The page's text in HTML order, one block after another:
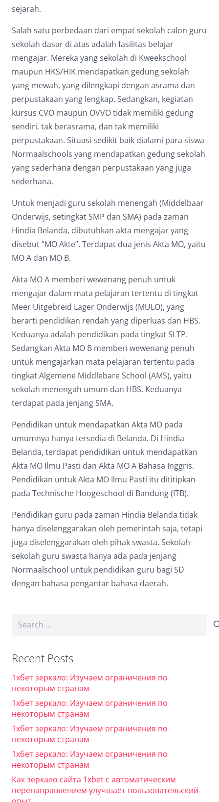
sejarah.
Salah satu perbedaan dari empat sekolah calon guru
sekolah dasar di atas adalah fasilitas belajar
mengajar. Mereka yang sekolah di Kweekschool
maupun HKS/HIK mendapatkan gedung sekolah
yang mewah, yang dilengkapi dengan asrama dan
perpustakaan yang lengkap. Sedangkan, kegiatan
kursus CVO maupun OVVO tidak memiliki gedung
sendiri, tak berasrama, dan tak memiliki
perpustakaan. Situasi sedikit baik dialami para siswa
Normaalschools yang mendapatkan gedung sekolah
yang sederhana dengan perpustakaan yang juga
sederhana.
Untuk menjadi guru sekolah menengah (Middelbaar
Onderwijs, setingkat SMP dan SMA) pada zaman
Hindia Belanda, dibutuhkan akta mengajar yang
disebut “MO Akte”. Terdapat dua jenis Akta MO, yaitu
MO A dan MO B.
Akta MO A memberi wewenang penuh untuk
mengajar dalam mata pelajaran tertentu di tingkat
Meer Uitgebreid Lager Onderwijs (MULO), yang
berarti pendidikan rendah yang diperluas dan HBS.
Keduanya adalah pendidikan pada tingkat SLTP.
Sedangkan Akta MO B memberi wewenang penuh
untuk mengajarkan mata pelajaran tertentu pada
tingkat Algemene Middlebare School (AMS), yaitu
sekolah menengah umum dan HBS. Keduanya
terdapat pada jenjang SMA.
Pendidikan untuk mendapatkan Akta MO pada
umumnya hanya tersedia di Belanda. Di Hindia
Belanda, terdapat pendidikan untuk mendapatkan
Akta MO Ilmu Pasti dan Akta MO A Bahasa Inggris.
Pendidikan untuk Akta MO Ilmu Pasti itu dititipkan
pada Technische Hoogeschool di Bandung (ITB).
Pendidikan guru pada zaman Hindia Belanda tidak
hanya diselenggarakan oleh pemerintah saja, tetapi
juga diselenggarakan oleh pihak swasta. Sekolah-
sekolah guru swasta hanya ada pada jenjang
Normaalschool untuk pendidikan guru bagi SD
dengan bahasa pengantar bahasa daerah.
Search
Recent Posts
1хбет зеркало: Изучаем ограничения по
некоторым странам
1хбет зеркало: Изучаем ограничения по
некоторым странам
1хбет зеркало: Изучаем ограничения по
некоторым странам
1хбет зеркало: Изучаем ограничения по
некоторым странам
Как зеркало сайта 1xbet с автоматическим
перенаправлением улучшает пользовательский